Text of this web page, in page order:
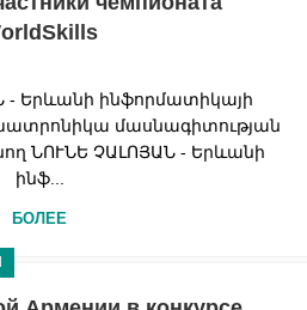
Երևանի ինֆորմատիկայի
մասնագիտության
ՆՈՒՆԵ ՉԱԼՈՅԱՆ - Երևանի
ինֆ...
БОЛЕЕ